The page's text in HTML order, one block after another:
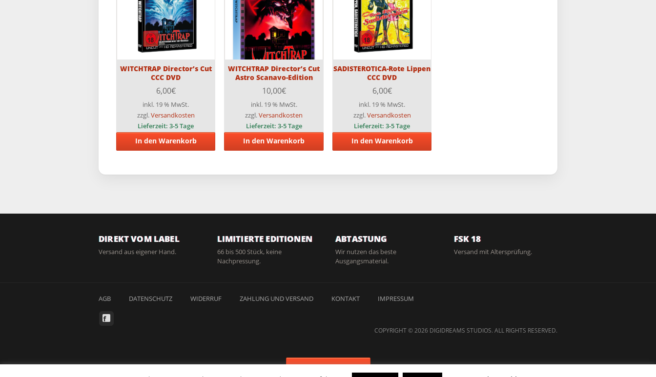
WITCHTRAP Director’s Cut
CCC DVD
6,00€
inkl. 19 % MwSt.
zzgl.Versandkosten
Lieferzeit:3-5 Tage
In den Warenkorb
WITCHTRAP Director’s Cut
Astro Scanavo-Edition
10,00€
inkl. 19 % MwSt.
zzgl.Versandkosten
Lieferzeit: 3-5 Tage
In den Warenkorb
SADISTEROTICA-Rote Lippen
CCC DVD
6,00€
inkl. 19 % MwSt.
zzgl.Versandkosten
Lieferzeit:3-5 Tage
In den Warenkorb
DIREKT VOM LABEL
Versand aus eigener Hand.
LIMITIERTE EDITIONEN
66 bis 500 Stück, keine
Nachpressung.
ABTASTUNG
Wir nutzen das beste
Ausgangsmaterial.
FSK 18
Versand mit Altersprüfung.
AGB DATENSCHUTZ WIDERRUF ZAHLUNG UND VERSAND KONTAKT IMPRESSUM
COPYRIGHT © 2026 DIGIDREAMS STUDIOS. ALL RIGHTS RESERVED.
Vertrag widerrufen